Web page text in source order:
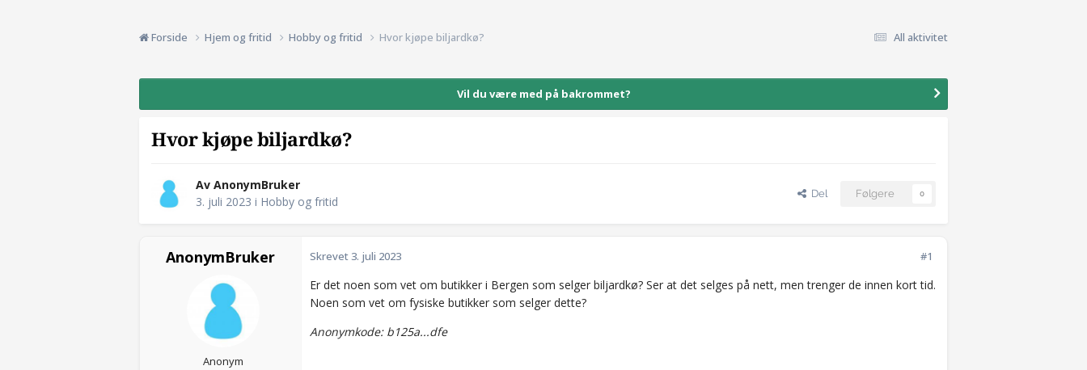
All aktivitet
Forside Hjem og fritid Hobby og fritid Hvor kjøpe biljardkø?
Vil du være med på bakrommet?
Hvor kjøpe biljardkø?
Av AnonymBruker
3. juli 2023 i Hobby og fritid
Del Følgere 0
AnonymBruker
Anonym
#1
Skrevet 3. juli 2023
Er det noen som vet om butikker i Bergen som selger biljardkø? Ser at det selges på nett, men trenger de innen kort tid.
Noen som vet om fysiske butikker som selger dette?
Anonymkode: b125a...dfe